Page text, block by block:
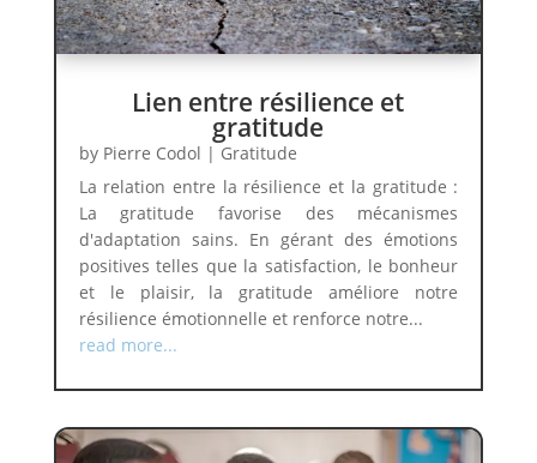
Lien entre résilience et
gratitude
by Pierre Codol | Gratitude
La relation entre la résilience et la gratitude :
La gratitude favorise des mécanismes
d'adaptation sains. En gérant des émotions
positives telles que la satisfaction, le bonheur
et le plaisir, la gratitude améliore notre
résilience émotionnelle et renforce notre...
read more...